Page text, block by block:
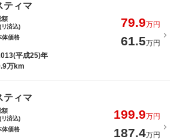
ティマ
額
リ済込)
79.9万円
体価格
61.5万円
平成25)年
万km
ティマ
額
リ済込)
199.9万円
体価格
187.4万円